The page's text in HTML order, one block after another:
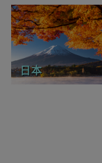
日本